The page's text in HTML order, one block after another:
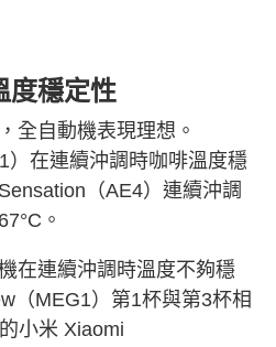
度穩定性
全自動機表現理想。
）在連續沖調時咖啡溫度穩
（AE4）連續沖調
。
在連續沖調時溫度不夠穩
（MEG1）第1杯與第3杯相
小米 Xiaomi